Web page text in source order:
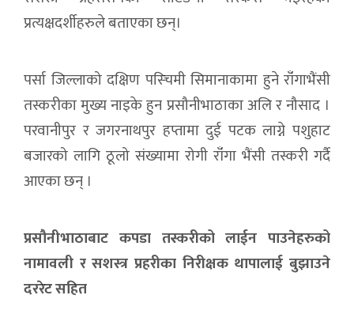
प्रत्यक्षदर्शीहरुले बताएका छन्।
पर्सा जिल्लाको दक्षिण पस्चिमी सिमानाकामा हुने राँंगाभैंसी
तस्करीका मुख्य नाइके हुन प्रसौनीभाठाका अलि र नौसाद ।
परवानीपुर र जगरनाथपुर हप्तामा दुई पटक लाग्ने पशुहाट
बजारको लागि ठूलो संख्यामा रोगी राँंगा भैंसी तस्करी गर्दै
आएका छन् ।
प्रसौनीभाठाबाट कपडा तस्करीको लाईन पाउनेहरुको
नामावली र सशस्त्र प्रहरीका निरीक्षक थापालाई बुझाउने
दररेट सहित